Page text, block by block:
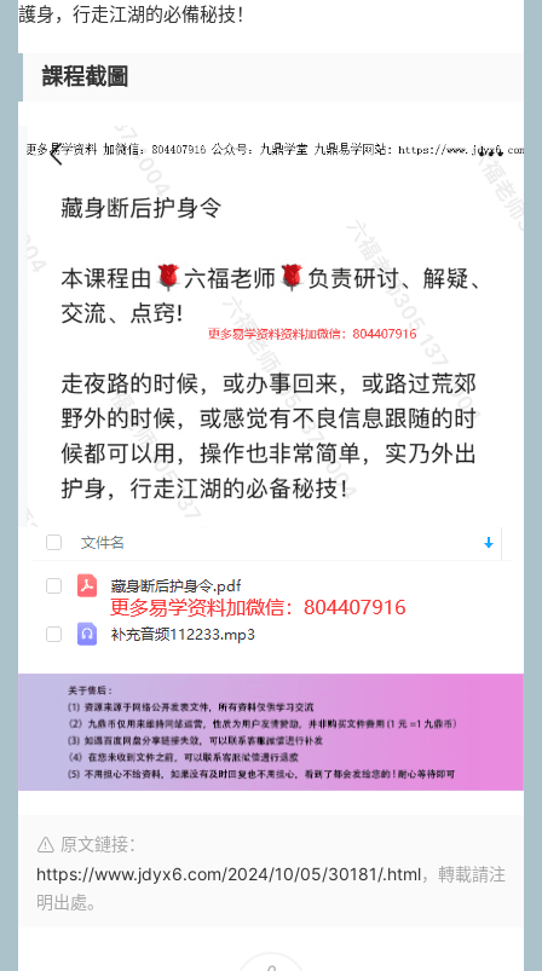
護身，行走江湖的必備秘技！
課程截圖
原文鏈接：
https://www.jdyx6.com/2024/10/05/30181/.html，轉載請注
明出處。